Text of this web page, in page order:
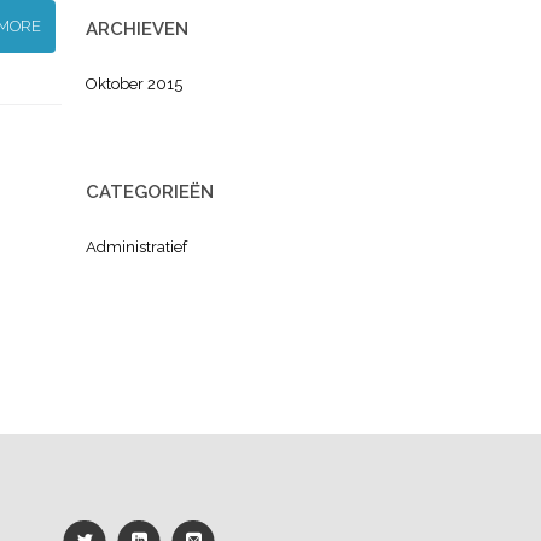
ARCHIEVEN
Oktober 2015
CATEGORIEËN
Administratief